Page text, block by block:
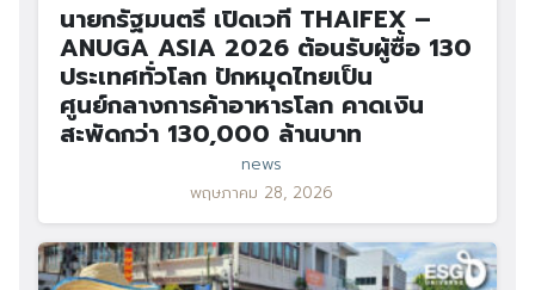
นายกรัฐมนตรี เปิดเวที THAIFEX –
ANUGA ASIA 2026 ต้อนรับผู้ซื้อ 130
ประเทศทั่วโลก ปักหมุดไทยเป็น
ศูนย์กลางการค้าอาหารโลก คาดเงิน
สะพัดกว่า 130,000 ล้านบาท
news
พฤษภาคม 28, 2026